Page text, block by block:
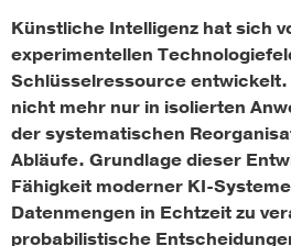
Künstliche Intelligenz hat sich
experimentellen
Schlüsselressource
nicht mehr nur in isolierten
der systematischen
Abläufe. Grundlage dieser
Fähigkeit moderner KI-
Datenmengen in Echtzeit zu
probabilistische